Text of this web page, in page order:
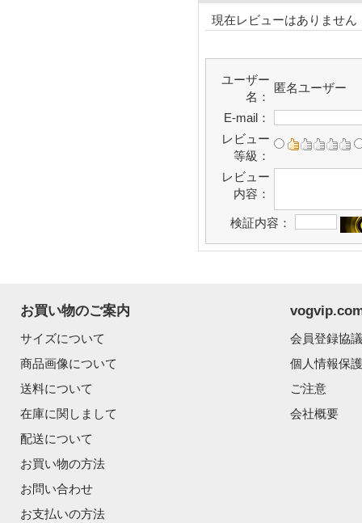
現在レビューはありません
ユーザー
名：
匿名ユーザー
E-mail：
レビュー
等級：
レビュー
内容：
検証内容：
お買い物のご案内
サイズについて
商品画像について
送料について
在庫に関しまして
配送について
お買い物の方法
お問い合わせ
お支払いの方法
会員登録協
個人情報保
ご注意
会社概要